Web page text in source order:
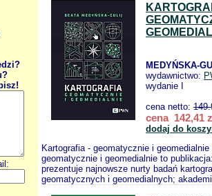
MEDYŃSKA-
wydawnictwo:
wydanie I
cena netto:
cena 142,41
dodaj do
Kartografia - geomatycznie i geomedialnie
geomatycznie i geomedialnie to
prezentuje najnowsze nurty badań
geomatycznych i geomedialnych;